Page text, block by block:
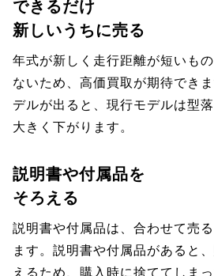
できるだけ
新しいうちに売る
年式が新しく走行距離が短いも
ないため、高価買取が期待でき
デルが出ると、現行モデルは型
大きく下がります。
説明書や付属品を
そろえる
説明書や付属品は、合わせて売
ます。説明書や付属品があると
えるため、購入時に捨ててしま